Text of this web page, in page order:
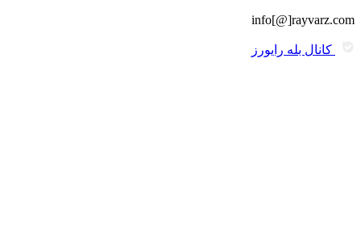
info[@]rayvarz.com
کانال بله رایورز